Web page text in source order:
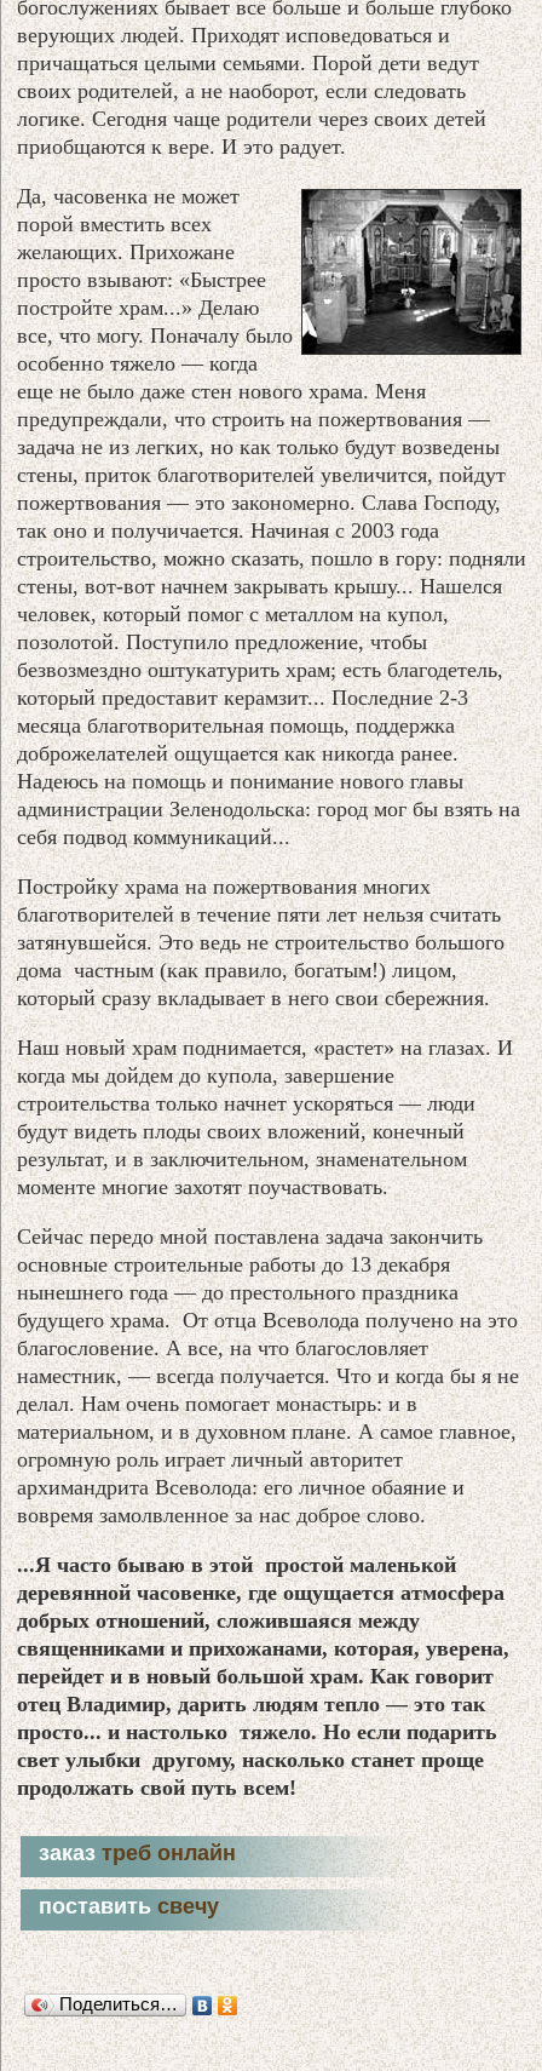
богослужениях бывает все больше и больше глубоко
верующих людей. Приходят исповедоваться и
причащаться целыми семьями. Порой дети ведут
своих родителей, а не наоборот, если следовать
логике. Сегодня чаще родители через своих детей
приобщаются к вере. И это радует.
Да, часовенка не может
порой вместить всех
желающих. Прихожане
просто взывают: «Быстрее
постройте храм...» Делаю
все, что могу. Поначалу было
особенно тяжело — когда
еще не было даже стен нового храма. Меня
предупреждали, что строить на пожертвования —
задача не из легких, но как только будут возведены
стены, приток благотворителей увеличится, пойдут
пожертвования — это закономерно. Слава Господу,
так оно и получичается. Начиная с 2003 года
строительство, можно сказать, пошло в гору: подняли
стены, вот-вот начнем закрывать крышу... Нашелся
человек, который помог с металлом на купол,
позолотой. Поступило предложение, чтобы
безвозмездно оштукатурить храм; есть благодетель,
который предоставит керамзит... Последние 2-3
месяца благотворительная помощь, поддержка
доброжелателей ощущается как никогда ранее.
Надеюсь на помощь и понимание нового главы
администрации Зеленодольска: город мог бы взять на
себя подвод коммуникаций...
Постройку храма на пожертвования многих
благотворителей в течение пяти лет нельзя считать
затянувшейся. Это ведь не строительство большого
дома частным (как правило, богатым!) лицом,
который сразу вкладывает в него свои сбережния.
Наш новый храм поднимается, «растет» на глазах. И
когда мы дойдем до купола, завершение
строительства только начнет ускоряться — люди
будут видеть плоды своих вложений, конечный
результат, и в заключительном, знаменательном
моменте многие захотят поучаствовать.
Сейчас передо мной поставлена задача закончить
основные строительные работы до 13 декабря
нынешнего года — до престольного праздника
будущего храма. От отца Всеволода получено на это
благословение. А все, на что благословляет
наместник, — всегда получается. Что и когда бы я не
делал. Нам очень помогает монастырь: и в
материальном, и в духовном плане. А самое главное,
огромную роль играет личный авторитет
архимандрита Всеволода: его личное обаяние и
вовремя замолвленное за нас доброе слово.
...Я часто бываю в этой простой маленькой
деревянной часовенке, где ощущается атмосфера
добрых отношений, сложившаяся между
священниками и прихожанами, которая, уверена,
перейдет и в новый большой храм. Как говорит
отец Владимир, дарить людям тепло — это так
просто... и настолько тяжело. Но если подарить
свет улыбки другому, насколько станет проще
продолжать свой путь всем!
заказтреб онлайн
поставитьсвечу
Поделиться…